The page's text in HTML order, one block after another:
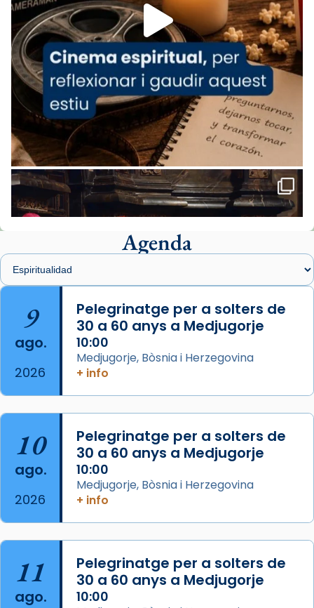
View on Facebook · Share
Arquebisbat de Barcelona
1 week ago
«Avui les santes Juliana i Semproniana ens
ajuden a alçar la mirada»
Mons. Sergi Gordo, bisbe de Tortosa, ha
presidit aquest 27 de juliol la missa de Les
Santes de Mataró.
🔗tinyurl.com/cvu5jmbk
📸 J. Merino
de Barcelona.
1 week ago
Aquest dilluns, 27 de juliol, ha tingut lloc la
missa d’acció de gràcies en agraïment al
comitè organitzador de la visita apostòlica
del Sant Pare Lleó XIV a Barcelona, i als
col·laboradors, a la Catedral de Barcelona.
L’arquebisbe de Barcelona, el cardenal Joan
Josep Omella, ha presidit la missa i l’ha
concelebrat el bisbe auxiliar de Barcelona,
Mons. David Abadías.
📸 Dr. G. Simón
Foto
View on Facebook · Share
Arquebisbat de Barcelona
Agenda
9
ago.
2026
Pelegrinatge per a solters de
30 a 60 anys a Medjugorje
10:00
Medjugorje, Bòsnia i Herzegovina
+ info
10
ago.
2026
Pelegrinatge per a solters de
30 a 60 anys a Medjugorje
10:00
Medjugorje, Bòsnia i Herzegovina
+ info
11
ago.
Pelegrinatge per a solters de
30 a 60 anys a Medjugorje
10:00